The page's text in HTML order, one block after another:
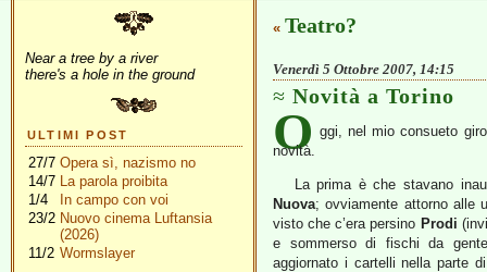
Near a tree by a river
there's a hole in the ground
ULTIMI POST
27/7 Opera sì, nazismo no
14/7 La parola proibita
1/4
In campo con voi
23/2 Nuovo cinema Luftansia
(2026)
11/2 Wormslayer
« Teatro?
Venerdì 5 Ottobre 2007, 14:15
Novità a Torino
O ggi, nel mio consueto
novità.
La prima è che stavano
Nuova; ovviamente attorno alle
visto che c’era persino Prodi
e sommerso di fischi da
aggiornato i cartelli nella parte